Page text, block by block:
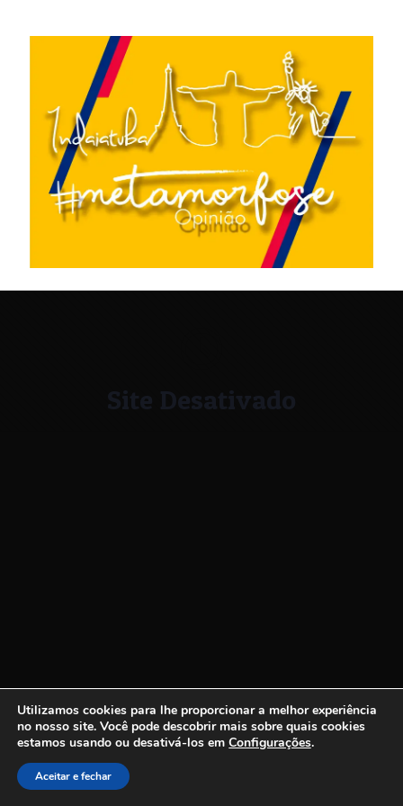
Site Desativado
Utilizamos cookies para lhe proporcionar a melhor experiência
no nosso site. Você pode descobrir mais sobre quais cookies
estamos usando ou desativá-los em Configurações.
Aceitar e fechar